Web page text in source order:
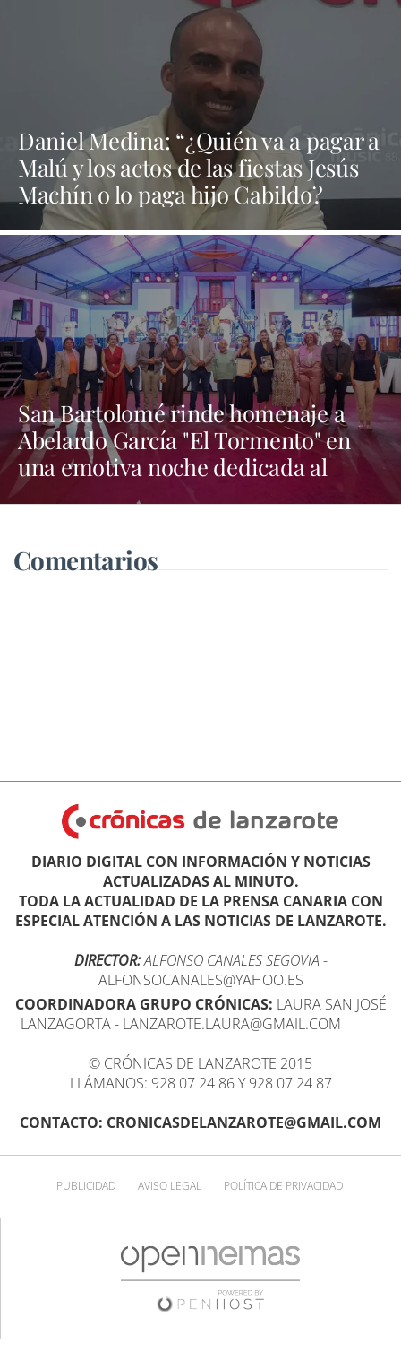
Daniel Medina: “¿Quién va a pagar a
Malú y los actos de las fiestas Jesús
Machín o lo paga hijo Cabildo?
San Bartolomé rinde homenaje a
Abelardo García "El Tormento" en
una emotiva noche dedicada al
folclore canario
Comentarios
DIARIO DIGITAL CON INFORMACIÓN Y NOTICIAS
ACTUALIZADAS AL MINUTO.
TODA LA ACTUALIDAD DE LA PRENSA CANARIA CON
ESPECIAL ATENCIÓN A LAS NOTICIAS DE LANZAROTE.
DIRECTOR:ALFONSO CANALES SEGOVIA -
ALFONSOCANALES@YAHOO.ES
COORDINADORA GRUPO CRÓNICAS: LAURA SAN JOSÉ
LANZAGORTA - LANZAROTE.LAURA@GMAIL.COM
© CRÓNICAS DE LANZAROTE 2015
LLÁMANOS: 928 07 24 86 Y 928 07 24 87
CONTACTO: CRONICASDELANZAROTE@GMAIL.COM
PUBLICIDAD AVISO LEGAL POLÍTICA DE PRIVACIDAD